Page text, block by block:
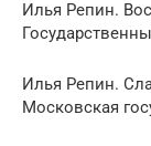
Илья Репин.
Илья Репин.
Московская